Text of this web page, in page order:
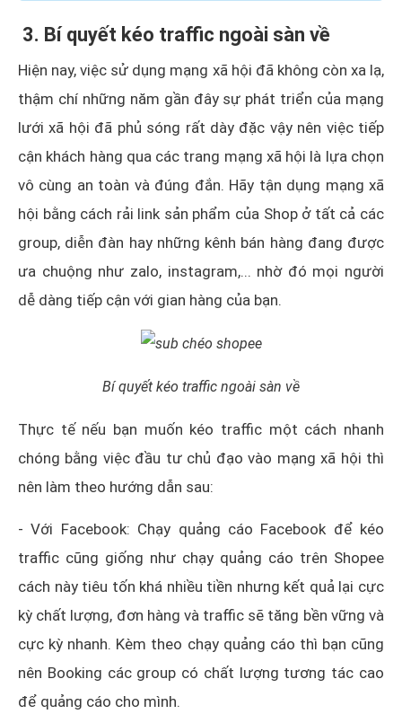
3. Bí quyết kéo traffic ngoài sàn về
Hiện nay, việc sử dụng mạng xã hội đã không còn xa lạ,
thậm chí những năm gần đây sự phát triển của mạng
lưới xã hội đã phủ sóng rất dày đặc vậy nên việc tiếp
cận khách hàng qua các trang mạng xã hội là lựa chọn
vô cùng an toàn và đúng đắn. Hãy tận dụng mạng xã
hội bằng cách rải link sản phẩm của Shop ở tất cả các
group, diễn đàn hay những kênh bán hàng đang được
ưa chuộng như zalo, instagram,... nhờ đó mọi người
dễ dàng tiếp cận với gian hàng của bạn.
Bí quyết kéo traffic ngoài sàn về
Thực tế nếu bạn muốn kéo traffic một cách nhanh
chóng bằng việc đầu tư chủ đạo vào mạng xã hội thì
nên làm theo hướng dẫn sau:
- Với Facebook: Chạy quảng cáo Facebook để kéo
traffic cũng giống như chạy quảng cáo trên Shopee
cách này tiêu tốn khá nhiều tiền nhưng kết quả lại cực
kỳ chất lượng, đơn hàng và traffic sẽ tăng bền vững và
cực kỳ nhanh. Kèm theo chạy quảng cáo thì bạn cũng
nên Booking các group có chất lượng tương tác cao
để quảng cáo cho mình.